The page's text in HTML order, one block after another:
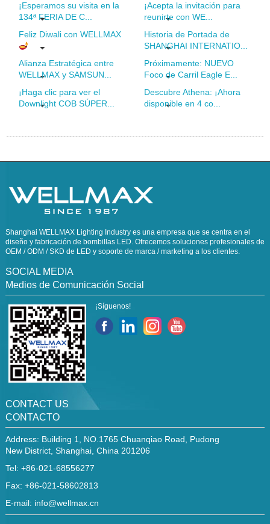
¡Esperamos su visita en la
134ª FERIA DE C...
¡Acepta la invitación para
reunirte con WE...
Feliz Diwali con WELLMAX
Historia de Portada de
SHANGHAI INTERNATIO...
Alianza Estratégica entre
WELLMAX y SAMSUN...
Próximamente: NUEVO
Foco de Carril Eagle E...
¡Haga clic para ver el
Downlight COB SÚPER...
Descubre Athena: ¡Ahora
disponible en 4 co...
Shanghai WELLMAX Lighting Industry es una empresa que se centra en el
diseño y fabricación de bombillas LED. Ofrecemos soluciones profesionales de
OEM / ODM / SKD de LED y soporte de marca / marketing a los clientes.
SOCIAL MEDIA
Medios de Comunicación Social
¡Síguenos!
CONTACT US
CONTACTO
Address: Building 1, NO.1765 Chuanqiao Road, Pudong
New District, Shanghai, China 201206
Tel: +86-021-68556277
Fax: +86-021-58602813
E-mail: info@wellmax.cn